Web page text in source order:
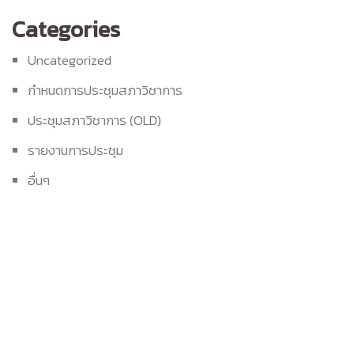
Categories
Uncategorized
กำหนดการประชุมสภาวิชาการ
ประชุมสภาวิชาการ (OLD)
รายงานการประชุม
อื่นๆ